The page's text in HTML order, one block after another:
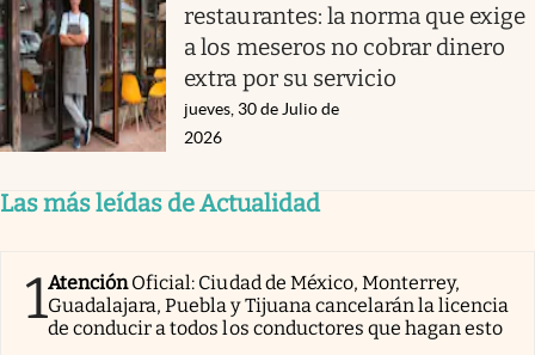
restaurantes: la norma que exige
a los meseros no cobrar dinero
extra por su servicio
jueves, 30 de Julio de
2026
Las más leídas de Actualidad
1AtenciónOficial: Ciudad de México, Monterrey,
Guadalajara, Puebla y Tijuana cancelarán la licencia
de conducir a todos los conductores que hagan esto